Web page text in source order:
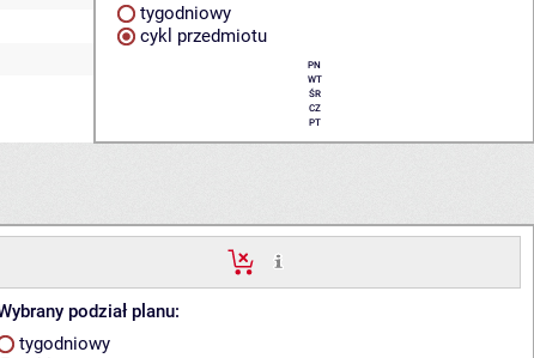
tygodniowy
cykl przedmiotu
PN
WT
ŚR
CZ
PT
podział planu:
tygodniowy